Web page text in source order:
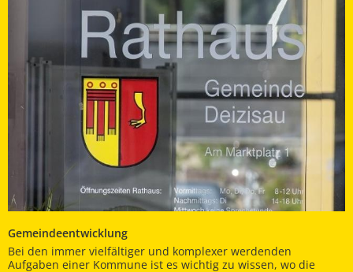
Gemeindeentwicklung
Bei den immer vielfältiger und komplexer werdenden
Aufgaben einer Kommune ist es wichtig zu wissen, wo die